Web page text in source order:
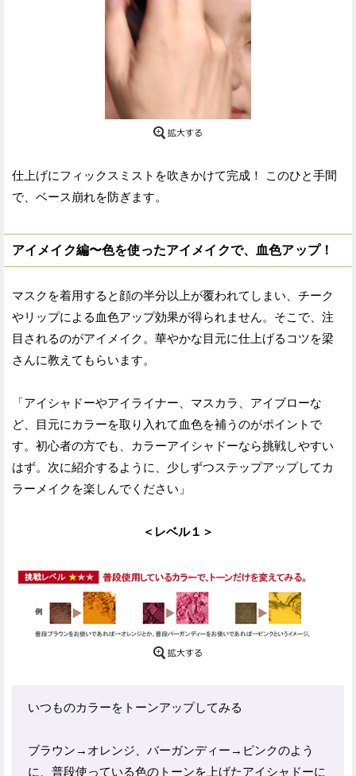
仕上げにフィックスミストを吹きかけて完成！ このひと手間
で、ベース崩れを防ぎます。
アイメイク編〜色を使ったアイメイクで、血色アップ！
マスクを着用すると顔の半分以上が覆われてしまい、チーク
やリップによる血色アップ効果が得られません。そこで、注
目されるのがアイメイク。華やかな目元に仕上げるコツを梁
さんに教えてもらいます。
「アイシャドーやアイライナー、マスカラ、アイブローな
ど、目元にカラーを取り入れて血色を補うのがポイントで
す。初心者の方でも、カラーアイシャドーなら挑戦しやすい
はず。次に紹介するように、少しずつステップアップしてカ
ラーメイクを楽しんでください」
＜レベル１＞
いつものカラーをトーンアップしてみる
ブラウン→オレンジ、バーガンディー→ピンクのよう
に、普段使っている色のトーンを上げたアイシャドーに